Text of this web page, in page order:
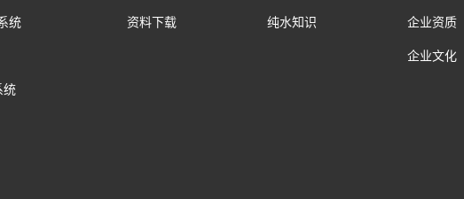
统
统
资料下载 纯水知识 企业资质
企业文化